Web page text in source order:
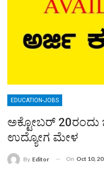
EDUCATION-JOBS
ಅಕ್ಟೋಬರ್ 20ರಂದು
ಉದ್ಯೋಗ ಮೇಳ
By Editor On Oct 10,